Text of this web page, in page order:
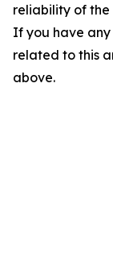
reliability of the
If you have any
related to this
above.